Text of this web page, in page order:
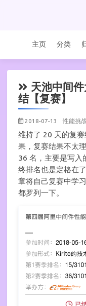
主页 分类
天池中间
结【复赛】
2018-07-13 性能挑
维持了 20 天的复
果，复赛结果不太
36 名，主要是写入
终排名也是定格在
章将自己复赛中学
都罗列一下。